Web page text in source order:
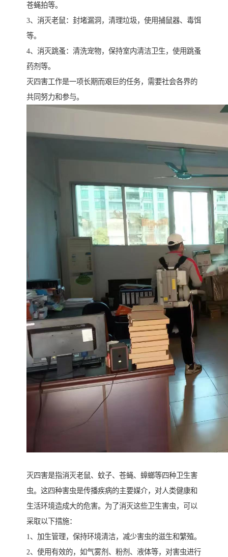
苍蝇拍等。
3、消灭老鼠：封堵漏洞，清理垃圾，使用捕鼠器、毒饵
等。
4、消灭跳蚤：清洗宠物，保持室内清洁卫生，使用跳蚤
药剂等。
灭四害工作是一项长期而艰巨的任务，需要社会各界的
共同努力和参与。
灭四害是指消灭老鼠、蚊子、苍蝇、蟑螂等四种卫生害
虫。这四种害虫是传播疾病的主要媒介，对人类健康和
生活环境造成大的危害。为了消灭这些卫生害虫，可以
采取以下措施：
1、加生管理，保持环境清洁，减少害虫的滋生和繁殖。
2、使用有效的，如气雾剂、粉剂、液体等，对害虫进行